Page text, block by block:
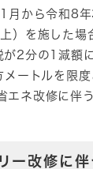
月から令和8
）を施した場
2分の1減額
ートルを限度
エネ改修に伴
ー改修に伴